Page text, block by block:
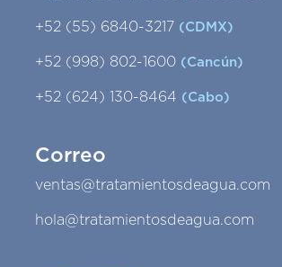
+52 (55) 6840-3217 (CDMX)
+52 (998) 802-1600 (Cancún)
+52 (624) 130-8464 (Cabo)
Correo
ventas@tratamientosdeagua.com
hola@tratamientosdeagua.com